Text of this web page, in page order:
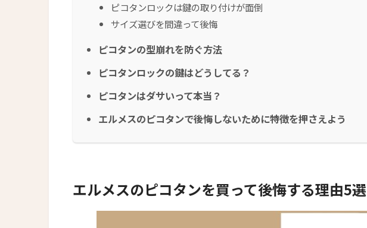
ピコタンロックは鍵の取り付けが面倒
サイズ選びを間違って後悔
ピコタンの型崩れを防ぐ方法
ピコタンロックの鍵はどうしてる？
ピコタンはダサいって本当？
エルメスのピコタンで後悔しないために特徴を押さえよう
エルメスのピコタンを買って後悔する理由5選